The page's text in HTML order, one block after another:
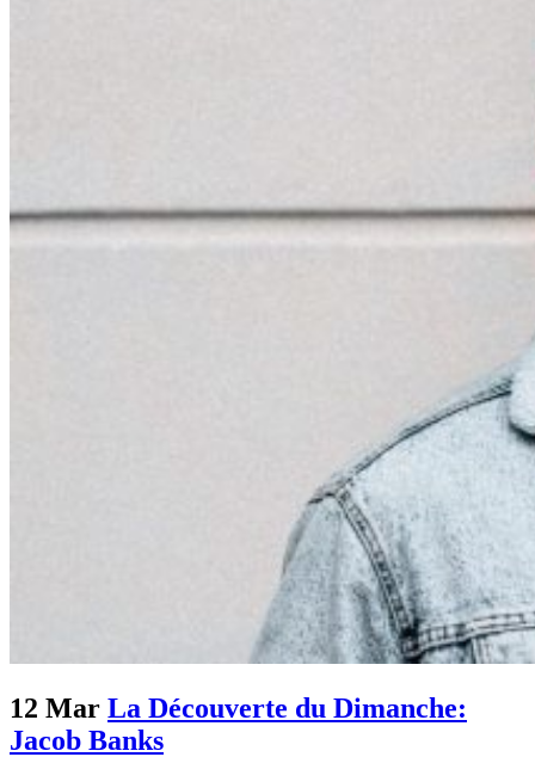
12 Mar La Découverte du Dimanche:
Jacob Banks